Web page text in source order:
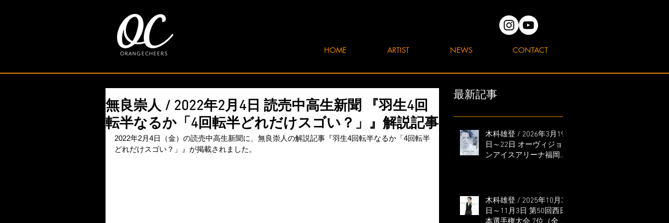
HOME ARTIST NEWS CONTACT
無良崇人 / 2022年2月4日 読売中高生新聞 『羽生4回
転半なるか「4回転半どれだけスゴい？」』解説記事
2022年2月4日（金）の読売中高生新聞に、無良崇人の解説記事『羽生4回転半なるか「4回転半
どれだけスゴい？」』が掲載されました。
最新記事
木科雄登 / 2026年3月19
日～22日 オーヴィジョ
ンアイスアリーナ福岡
木科雄登 / 2025年10月31
日～11月3日 第50回西日